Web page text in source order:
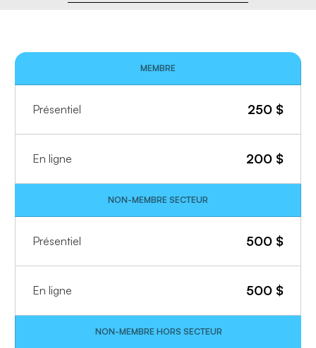
MEMBRE
Présentiel 250$
En ligne 200$
NON-MEMBRE SECTEUR
Présentiel 500$
En ligne 500$
NON-MEMBRE HORS SECTEUR